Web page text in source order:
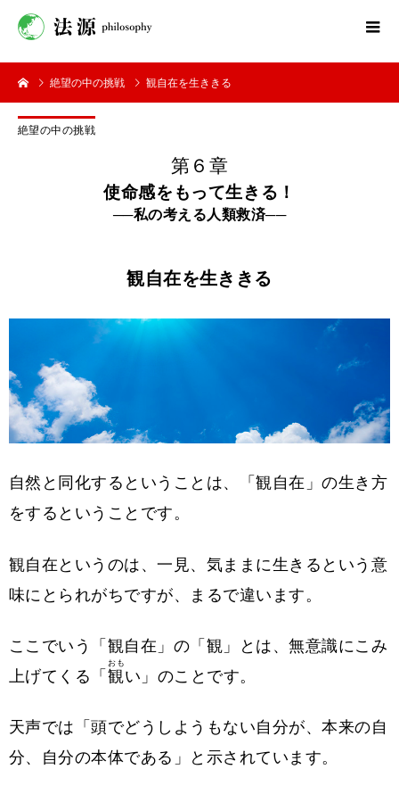
絶望の中の挑戦 観自在を生ききる
絶望の中の挑戦
第６章
使命感をもって生きる！
──私の考える人類救済──
観自在を生ききる
自然と同化するということは、「観自在」の生き方
をするということです。
観自在というのは、一見、気ままに生きるという意
味にとられがちですが、まるで違います。
ここでいう「観自在」の「観」とは、無意識にこみ
上げてくる「 観
おも
い」のことです。
天声では「頭でどうしようもない自分が、本来の自
分、自分の本体である」と示されています。